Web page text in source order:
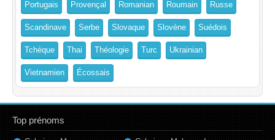
Portugais Provençal Romanian Roumain Russe
Scandinave Serbe Slovaque Slovène Suédois
Tchèque Thai Théologie Turc Ukrainian
Vietnamien Écossais
Top prénoms